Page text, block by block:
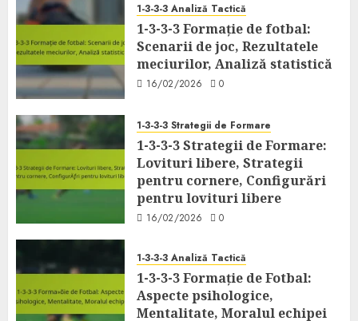
1-3-3-3 Analiză Tactică
1-3-3-3 Formație de fotbal:
Scenarii de joc, Rezultatele
meciurilor, Analiză statistică
16/02/2026 0
1-3-3-3 Strategii de Formare
1-3-3-3 Strategii de Formare:
Lovituri libere, Strategii
pentru cornere, Configurări
pentru lovituri libere
16/02/2026 0
1-3-3-3 Analiză Tactică
1-3-3-3 Formație de Fotbal:
Aspecte psihologice,
Mentalitate, Moralul echipei